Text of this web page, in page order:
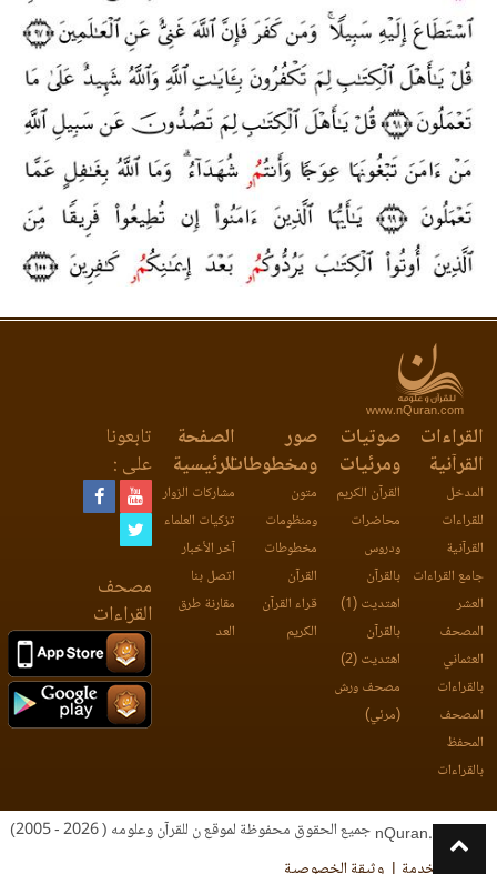
www.nQuran.com
القراءات
القرآنية
المدخل
للقراءات
القرآنية
جامع القراءات
العشر
المصحف
العثماني
بالقراءات
المصحف
المحفظ
بالقراءات
صوتيات
ومرئيات
القرآن الكريم
محاضرات
ودروس
بالقرآن
اهتديت (1)
بالقرآن
اهتديت (2)
مصحف ورش
(مرئي)
صور
ومخطوطات
متون
ومنظومات
مخطوطات
القرآن
قراء القرآن
الكريم
الصفحة
الرئيسية
مشاركات الزوار
تزكيات العلماء
آخر الأخبار
اتصل بنا
مقارنة طرق
العد
تابعونا
على :
مصحف
القراءات
جميع الحقوق محفوظة لموقع ن للقرآن وعلومه ( 2026 - 2005)
nQuran.com